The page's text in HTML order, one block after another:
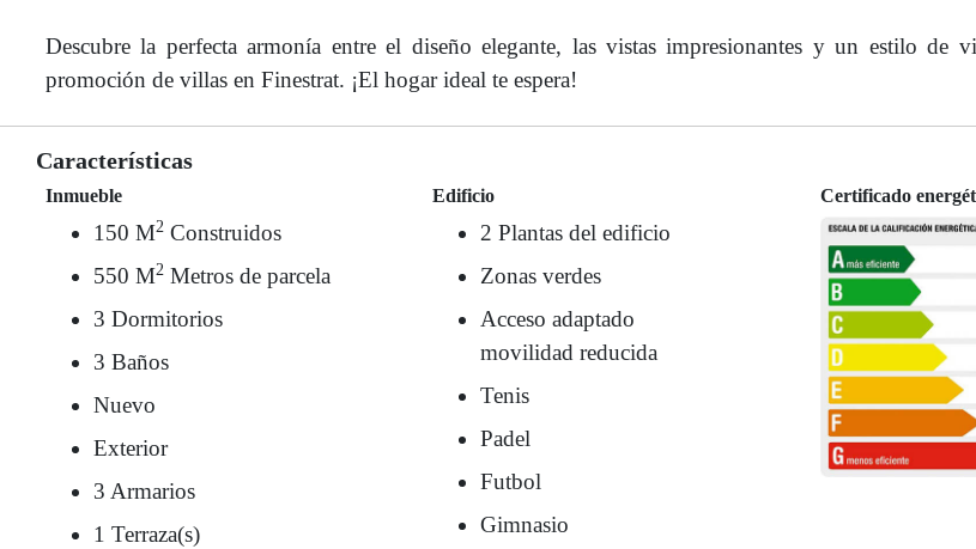
Descubre la perfecta armonía entre el diseño elegante, las vistas impresionantes y un estilo de
promoción de villas en Finestrat. ¡El hogar ideal te espera!
Características
Inmueble
150 M2 Construidos
550 M2 Metros de parcela
3 Dormitorios
3 Baños
Nuevo
Exterior
3 Armarios
1 Terraza(s)
Edificio
2 Plantas del edificio
Zonas verdes
Acceso adaptado
movilidad reducida
Tenis
Padel
Futbol
Gimnasio
Certificado